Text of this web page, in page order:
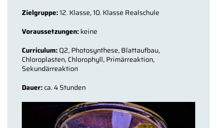
Zielgruppe:12. Klasse, 10. Klasse Realschule
Voraussetzungen:keine
Curriculum:Q2, Photosynthese, Blattaufbau,
Chloroplasten, Chlorophyll, Primärreaktion,
Sekundärreaktion
Dauer:ca. 4 Stunden